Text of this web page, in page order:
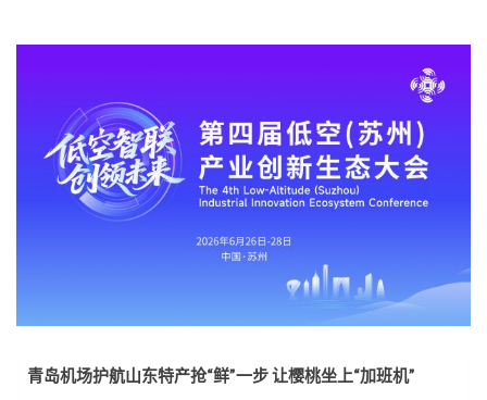
青岛机场护航山东特产抢“鲜”一步 让樱桃坐上“加班机”